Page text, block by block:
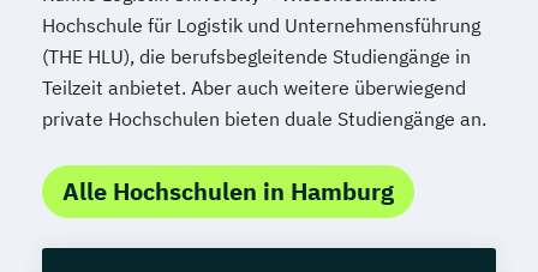
Hochschule für Logistik und Unternehmensführung
(THE HLU), die berufsbegleitende Studiengänge in
Teilzeit anbietet. Aber auch weitere überwiegend
private Hochschulen bieten duale Studiengänge an.
Alle Hochschulen in Hamburg